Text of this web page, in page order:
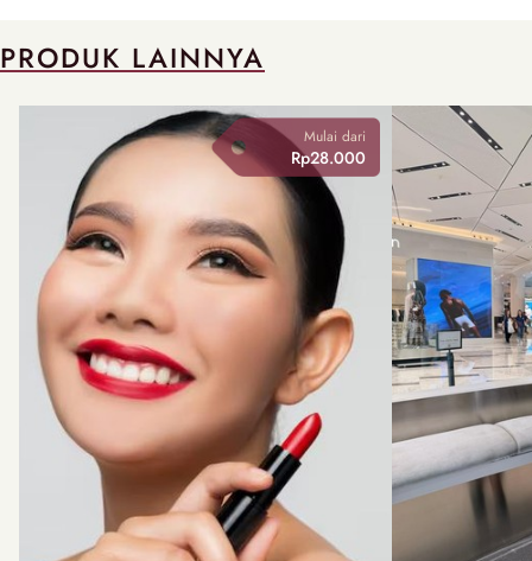
PRODUK LAINNYA
Mulai dari
Rp28.000